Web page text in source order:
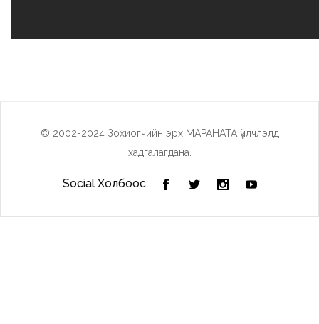
© 2002-2024 Зохиогчийн эрх МАРАНАТА үйлчлэлд
хадгалагдана.
Social Холбоос